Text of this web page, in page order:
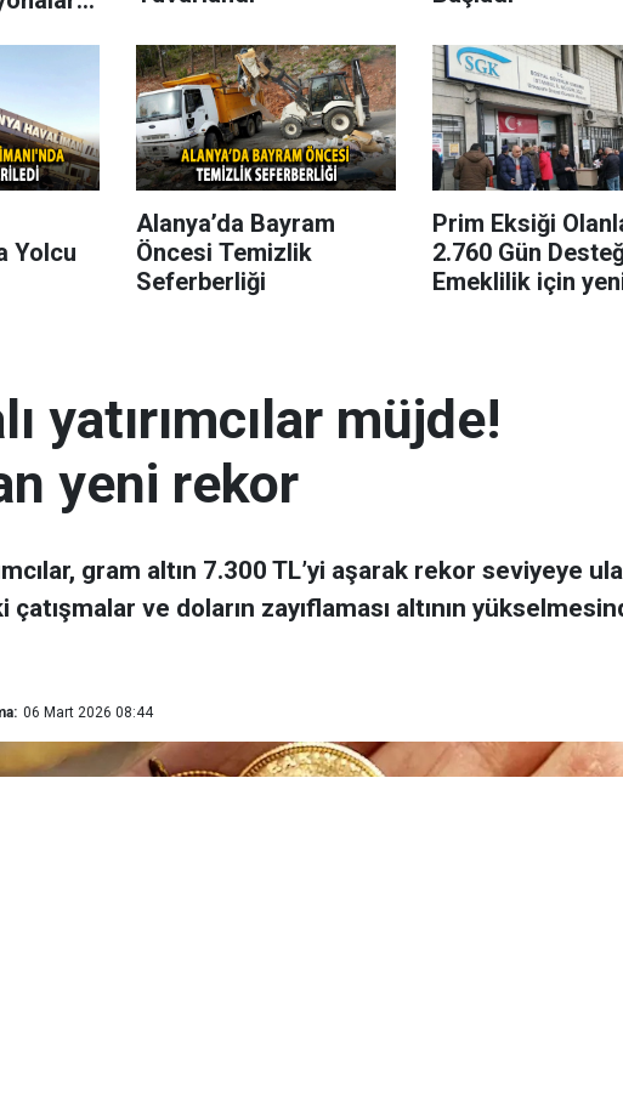
Yolcu
Alanya’da Bayram
Öncesi Temizlik
Seferberliği
Prim Eksiği
2.760 Gün
Emeklilik için
yatırımcılar müjde!
yeni rekor
gram altın 7.300 TL’yi aşarak rekor seviyeye
çatışmalar ve doların zayıflaması altının
06 Mart 2026 08:44